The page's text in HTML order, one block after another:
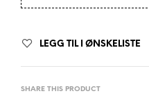
LEGG TIL I ØNSKELISTE
SHARE THIS PRODUCT